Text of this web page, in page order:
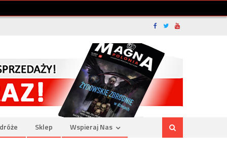
Sklep Wspieraj Nas